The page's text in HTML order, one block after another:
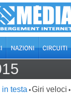
in testa •Giri veloci •